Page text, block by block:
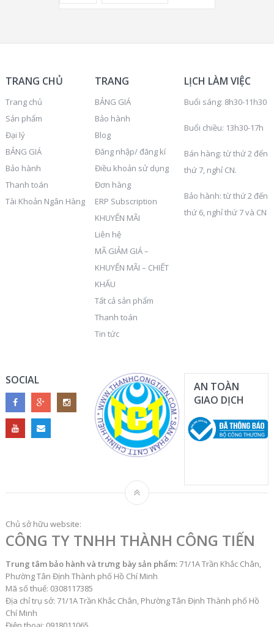
TRANG CHỦ
Trang chủ
Sản phẩm
Đại lý
BẢNG GIÁ
Bảo hành
Thanh toán
Tài Khoản Ngân Hàng
TRANG
BẢNG GIÁ
Bảo hành
Blog
Đăng nhập/ đăng kí
Điều khoản sử dụng
Đơn hàng
ERP Subscription
KHUYẾN MÃI
Liên hệ
MÃ GIẢM GIÁ –
KHUYẾN MÃI – CHIẾT
KHẤU
Tất cả sản phẩm
Thanh toán
Tin tức
LỊCH LÀM VIỆC
Buổi sáng: 8h30-11h30
Buổi chiều: 13h30-17h
Bán hàng: từ thứ 2 đến
thứ 7, nghỉ CN.
Bảo hành: từ thứ 2 đến
thứ 6, nghỉ thứ 7 và CN
SOCIAL
AN TOÀN
GIAO DỊCH
Chủ sở hữu website:
CÔNG TY TNHH THÀNH CÔNG TIẾN
Trung tâm bảo hành và trưng bày sản phẩm:71/1A Trần Khắc Chân,
Phường Tân Định Thành phố Hồ Chí Minh
Mã số thuế: 0308117385
Địa chỉ trụ sở: 71/1A Trần Khắc Chân, Phường Tân Định Thành phố Hồ
Chí Minh